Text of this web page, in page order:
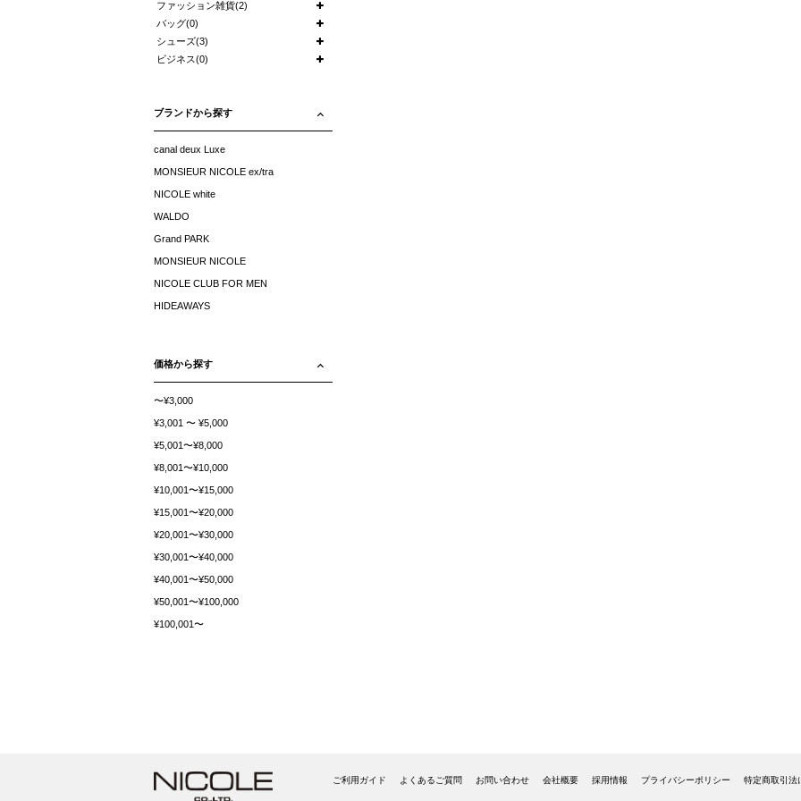
ファッション雑貨(2)
バッグ(0)
シューズ(3)
ビジネス(0)
ブランドから探す
canal deux Luxe
MONSIEUR NICOLE ex/tra
NICOLE white
WALDO
Grand PARK
MONSIEUR NICOLE
NICOLE CLUB FOR MEN
HIDEAWAYS
価格から探す
〜¥3,000
¥3,001 〜 ¥5,000
¥5,001〜¥8,000
¥8,001〜¥10,000
¥10,001〜¥15,000
¥15,001〜¥20,000
¥20,001〜¥30,000
¥30,001〜¥40,000
¥40,001〜¥50,000
¥50,001〜¥100,000
¥100,001〜
ご利用ガイド よくあるご質問 お問い合わせ 会社概要 採用情報 プライバシーポリシー 特定商取引法